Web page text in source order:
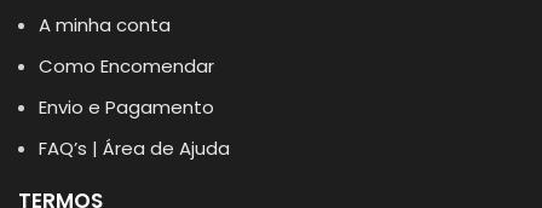
A minha conta
Como Encomendar
Envio e Pagamento
FAQ’s | Área de Ajuda
TERMOS